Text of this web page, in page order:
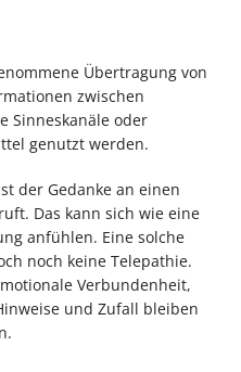
Übertragung von
zwischen
Sinneskanäle oder
genutzt werden.
der Gedanke an einen
Das kann sich wie eine
anfühlen. Eine solche
noch keine Telepathie.
Verbundenheit,
und Zufall bleiben